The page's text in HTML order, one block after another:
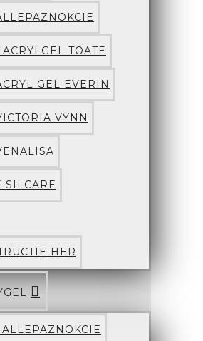
TOATE
GEL EVERIN
VYNN
SILCARE
HER